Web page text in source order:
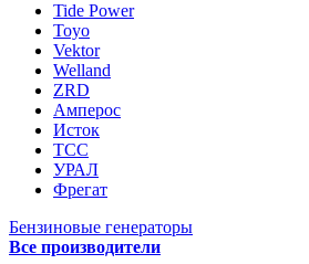
Tide Power
Toyo
Vektor
Welland
ZRD
Амперос
Исток
ТСС
УРАЛ
Фрегат
Бензиновые генераторы
Все производители